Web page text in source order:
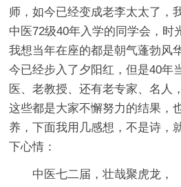
师，如今已经变成老李太太了，
中医72级40年入学的同学会，时
我想当年在座的都是朝气蓬勃风
今已经步入了夕阳红，但是40年
医、老教授、还有老专家、名人
这些都是大家不懈努力的结果，
养，下面我用几感想，不是诗，
下心情：
中医七二届，壮哉聚虎龙，